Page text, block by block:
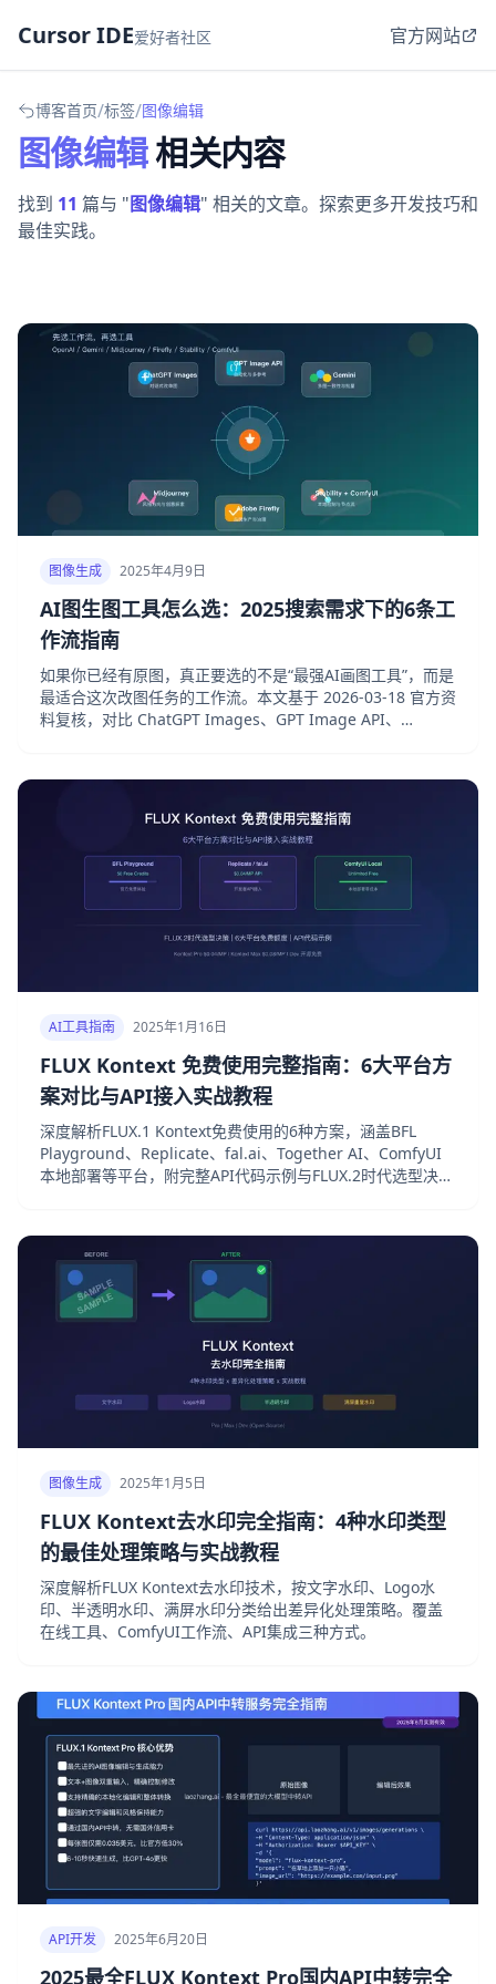
Cursor IDE爱好者社区 官方网站
博客首页/标签/图像编辑
图像编辑相关内容
找到 11 篇与 "图像编辑" 相关的文章。探索更多开发技巧和
最佳实践。
图像生成 2025年4月9日
AI图生图工具怎么选：2025搜索需求下的6条工
作流指南
如果你已经有原图，真正要选的不是“最强AI画图工具”，而是
最适合这次改图任务的工作流。本文基于 2026-03-18 官方资
料复核，对比 ChatGPT Images、GPT Image API、
AI工具指南 2025年1月16日
FLUX Kontext 免费使用完整指南：6大平台方
案对比与API接入实战教程
深度解析FLUX.1 Kontext免费使用的6种方案，涵盖BFL
Playground、Replicate、fal.ai、Together AI、ComfyUI
本地部署等平台，附完整API代码示例与FLUX.2时代选型决策
图像生成 2025年1月5日
FLUX Kontext去水印完全指南：4种水印类型
的最佳处理策略与实战教程
深度解析FLUX Kontext去水印技术，按文字水印、Logo水
印、半透明水印、满屏水印分类给出差异化处理策略。覆盖
在线工具、ComfyUI工作流、API集成三种方式。
API开发 2025年6月20日
2025最全FLUX Kontext Pro国内API中转完全